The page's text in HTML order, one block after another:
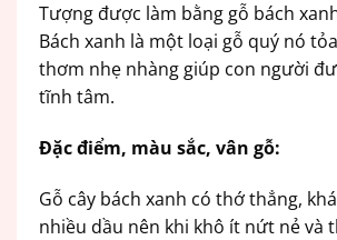
Tượng được làm bằng gỗ bách
Bách xanh là một loại gỗ quý nó
thơm nhẹ nhàng giúp con người
tĩnh tâm.
Đặc điểm, màu sắc, vân gỗ:
Gỗ cây bách xanh có thớ thẳng,
nhiều dầu nên khi khô ít nứt nẻ và